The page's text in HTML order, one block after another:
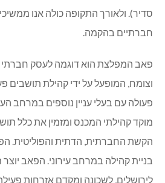
סדיר). ולאורך התקופה כולה אנו
חברתיים בהקמה.
פאב המפלצת הוא דוגמה לעסק
וצומח, המופעל על ידי קהילת תושבים
פעולה עם בעלי עניין נוספים במרחב
מוקד קהילתי המכנס ומזמין את כלל
הקשת החברתית, הדתית והפוליטית.
בניית קהילה במרחב עירוני. הפאב
לירושלים, לשכונה ומקדם אזרחות